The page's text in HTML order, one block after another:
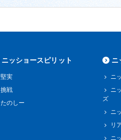
ニッショースピリット
堅実
挑戦
たのしー
ニ
ニ
ニ
ズ
ニ
リ
ニ